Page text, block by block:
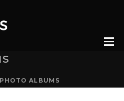
PHOTO ALBUMS